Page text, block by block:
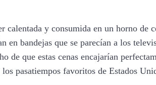
calentada y consumida en un horno de
bandejas que se parecían a los
que estas cenas encajarían
pasatiempos favoritos de Estados